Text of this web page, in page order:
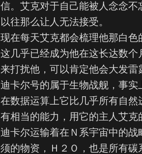
信。艾克对于自己能被人念念
以往那么让人无法接受。
现在每天艾克都会梳理他那白色
这几乎已经成为他在这长达数
来打扰他，可以肯定他会大发雷
迪卡尔号的属于生物战舰，事实
在数据运算上它比几乎所有自
有相当的能力，用它的主人艾克
迪卡尔运输着在Ｎ系宇宙中的
须的物资，Ｈ２Ｏ，也是所有碳